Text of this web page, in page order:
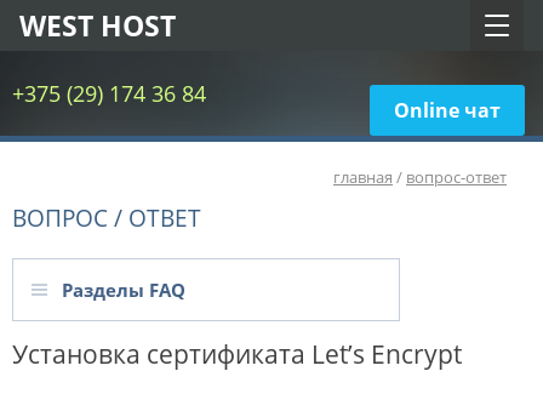
+375 (29) 174 36 84
Online чат
WEST HOST
главная / вопрос-ответ
ВОПРОС / ОТВЕТ
Разделы FAQ
Установка сертификата Let’s Encrypt